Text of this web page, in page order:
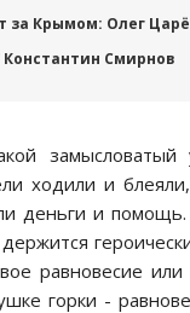
за Крымом: Олег
Смирнов
ходили и
деньги и
равновеcие
горки -